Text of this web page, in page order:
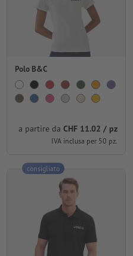
Polo B&C
a partire da CHF 11.02 / pz
IVA inclusa per 50 pz.
consigliato